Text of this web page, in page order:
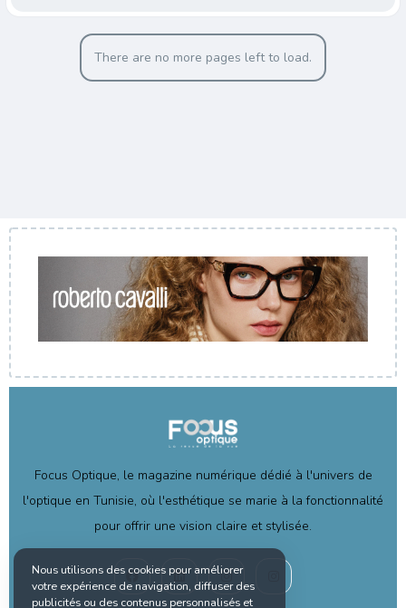
There are no more pages left to load.
Focus Optique, le magazine numérique dédié à l'univers de
l'optique en Tunisie, où l'esthétique se marie à la fonctionnalité
pour offrir une vision claire et stylisée.
Nous utilisons des cookies pour améliorer
votre expérience de navigation, diffuser des
publicités ou des contenus personnalisés et